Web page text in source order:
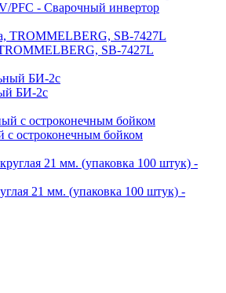
PFC - Сварочный инвертор
SB-7427L
БИ-2с
с остроконечным бойком
21 мм. (упаковка 100 штук) -